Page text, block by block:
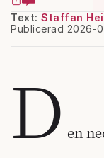
Text: Staffan
Publicerad 2026-
D en